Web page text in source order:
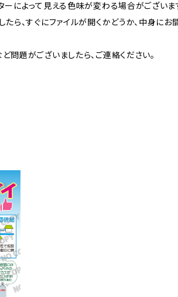
ーによって見える色味が変わる場合がございま
たら、すぐにファイルが開くかどうか、中身に
問題がございましたら、ご連絡ください。